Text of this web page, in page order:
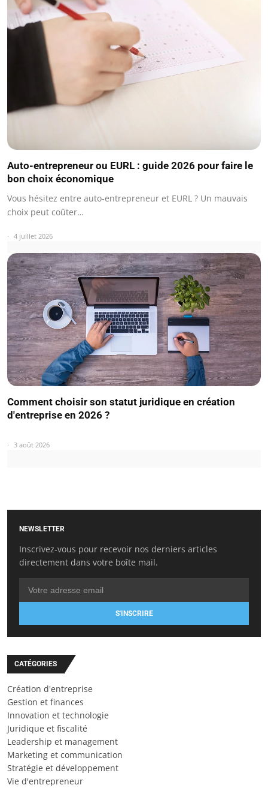
Auto-entrepreneur ou EURL : guide 2026 pour faire le
bon choix économique
Vous hésitez entre auto-entrepreneur et EURL ? Un mauvais
choix peut coûter…
4 juillet 2026
Comment choisir son statut juridique en création
d'entreprise en 2026 ?
3 août 2026
NEWSLETTER
Inscrivez-vous pour recevoir nos derniers articles
directement dans votre boîte mail.
S'INSCRIRE
CATÉGORIES
Création d'entreprise
Gestion et finances
Innovation et technologie
Juridique et fiscalité
Leadership et management
Marketing et communication
Stratégie et développement
Vie d'entrepreneur